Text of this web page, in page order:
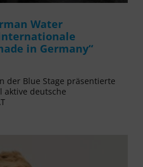
Water
in Germany“
der Blue Stage präsentierte
aktive deutsche